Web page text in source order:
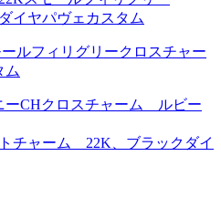
ルフィリグリークロスチャー
ム
ーCHクロスチャーム ルビー
チャーム 22K、ブラックダイ